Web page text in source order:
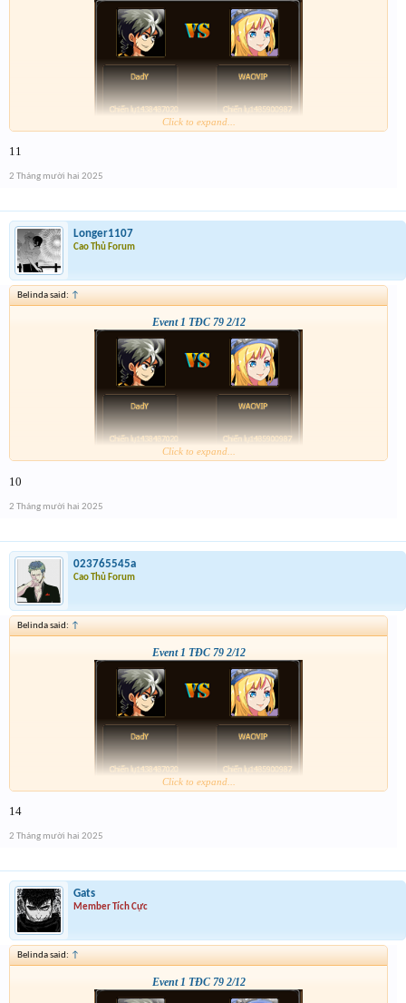
Click to expand...
11
2 Tháng mười hai 2025
Longer1107
Cao Thủ Forum
Belinda said: ↑
Event 1 TĐC 79 2/12
Click to expand...
10
2 Tháng mười hai 2025
023765545a
Cao Thủ Forum
Belinda said: ↑
Event 1 TĐC 79 2/12
Click to expand...
14
2 Tháng mười hai 2025
Gats
Member Tích Cực
Belinda said: ↑
Event 1 TĐC 79 2/12